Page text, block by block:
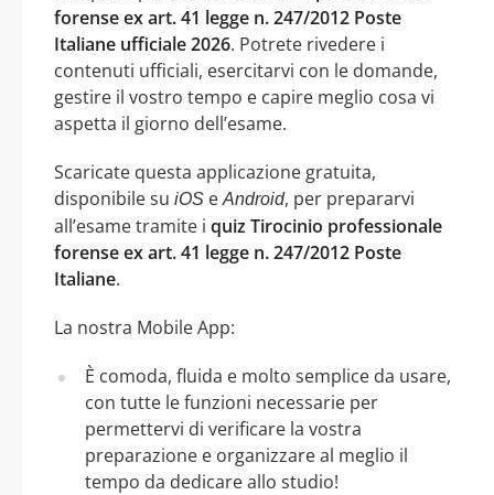
forense ex art. 41 legge n. 247/2012 Poste
Italiane ufficiale 2026. Potrete rivedere i
contenuti ufficiali, esercitarvi con le domande,
gestire il vostro tempo e capire meglio cosa vi
aspetta il giorno dell’esame.
Scaricate questa applicazione gratuita,
disponibile su iOS eAndroid, per prepararvi
all’esame tramite i quiz Tirocinio professionale
forense ex art. 41 legge n. 247/2012 Poste
Italiane.
La nostra Mobile App:
È comoda, fluida e molto semplice da usare,
con tutte le funzioni necessarie per
permettervi di verificare la vostra
preparazione e organizzare al meglio il
tempo da dedicare allo studio!